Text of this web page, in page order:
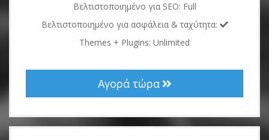
Βελτιστοποιημένο για SEO: Full
Βελτιστοποιημένο για ασφάλεια & ταχύτητα:
Themes + Plugins: Unlimited
Αγορά τώρα